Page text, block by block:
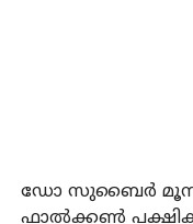
ഡോ സുബൈര്‍ മൂന്ന്
ഫാല്‍ക്കണ്‍